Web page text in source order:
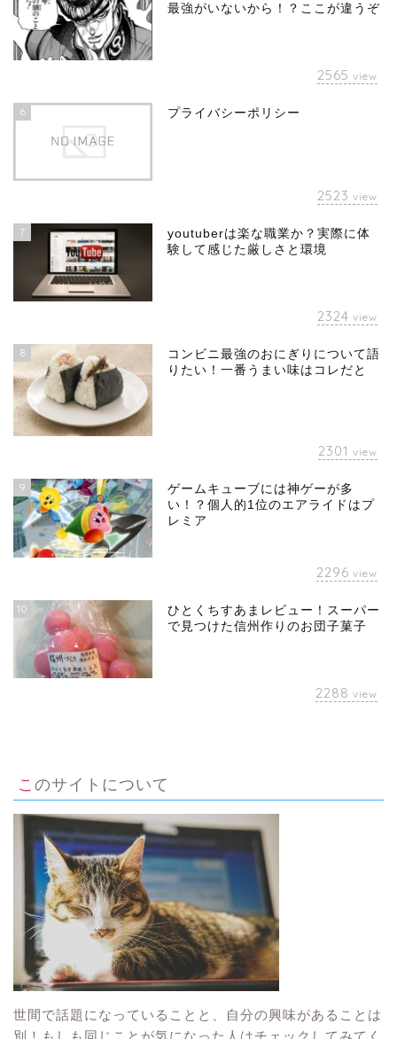
最強がいないから！？ここが違うぞ
2565 view
6 プライバシーポリシー
2523 view
7
youtuberは楽な職業か？実際に体
験して感じた厳しさと環境
2324 view
8
コンビニ最強のおにぎりについて語
りたい！一番うまい味はコレだと
2301 view
9
ゲームキューブには神ゲーが多
い！？個人的1位のエアライドはプ
レミア
2296 view
10
ひとくちすあまレビュー！スーパー
で見つけた信州作りのお団子菓子
2288 view
このサイトについて
世間で話題になっていることと、自分の興味があることは